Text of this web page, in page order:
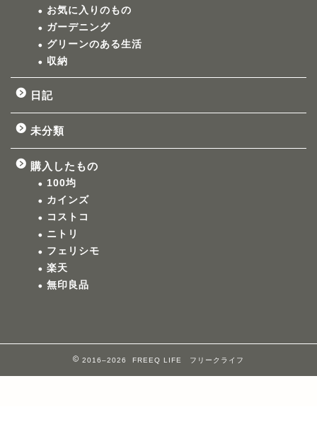
お気に入りのもの
ガーデニング
グリーンのある生活
収納
日記
未分類
購入したもの
100均
カインズ
コストコ
ニトリ
フェリシモ
楽天
無印良品
2016–2026 FREEQ LIFE フリークライフ